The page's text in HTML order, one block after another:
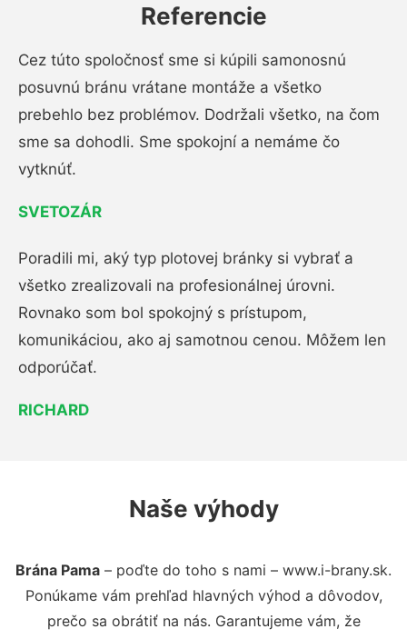
Referencie
Cez túto spoločnosť sme si kúpili samonosnú
posuvnú bránu vrátane montáže a všetko
prebehlo bez problémov. Dodržali všetko, na čom
sme sa dohodli. Sme spokojní a nemáme čo
vytknúť.
SVETOZÁR
Poradili mi, aký typ plotovej bránky si vybrať a
všetko zrealizovali na profesionálnej úrovni.
Rovnako som bol spokojný s prístupom,
komunikáciou, ako aj samotnou cenou. Môžem len
odporúčať.
RICHARD
Naše výhody
Brána Pama – poďte do toho s nami – www.i-brany.sk.
Ponúkame vám prehľad hlavných výhod a dôvodov,
prečo sa obrátiť na nás. Garantujeme vám, že